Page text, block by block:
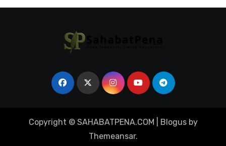
Copyright © SAHABATPENA.COM Blogusby
Themeansar.